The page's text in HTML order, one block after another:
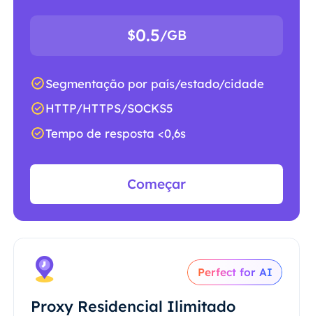
$0.5/GB
Segmentação por país/estado/cidade
HTTP/HTTPS/SOCKS5
Tempo de resposta <0,6s
Começar
Perfect for AI
Proxy Residencial Ilimitado